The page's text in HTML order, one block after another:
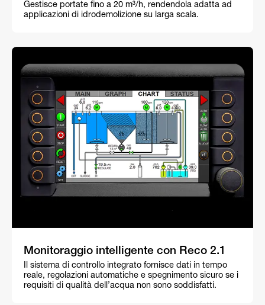
Gestisce portate fino a 20 m³/h, rendendola adatta ad
applicazioni di idrodemolizione su larga scala.
Monitoraggio intelligente con Reco 2.1
Il sistema di controllo integrato fornisce dati in tempo
reale, regolazioni automatiche e spegnimento sicuro se i
requisiti di qualità dell’acqua non sono soddisfatti.